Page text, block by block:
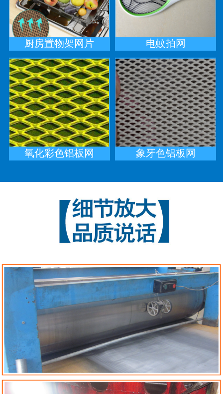
厨房置物架网片 电蚊拍网
氧化彩色铝板网 象牙色铝板网